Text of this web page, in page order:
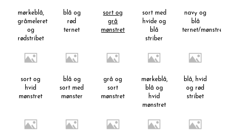
mørkeblå,
gråmeleret
og
rødstribet
blå og
rød
ternet
sort og
grå
mønstret
sort med
hvide og
blå
striber
navy og
blå
ternet/mønstret
sort og
hvid
mønstret
blå og
sort med
mønster
grå og
sort
mønstret
mørkeblå,
blå og
hvid
mønstret
blå, hvid
og rød
stribet